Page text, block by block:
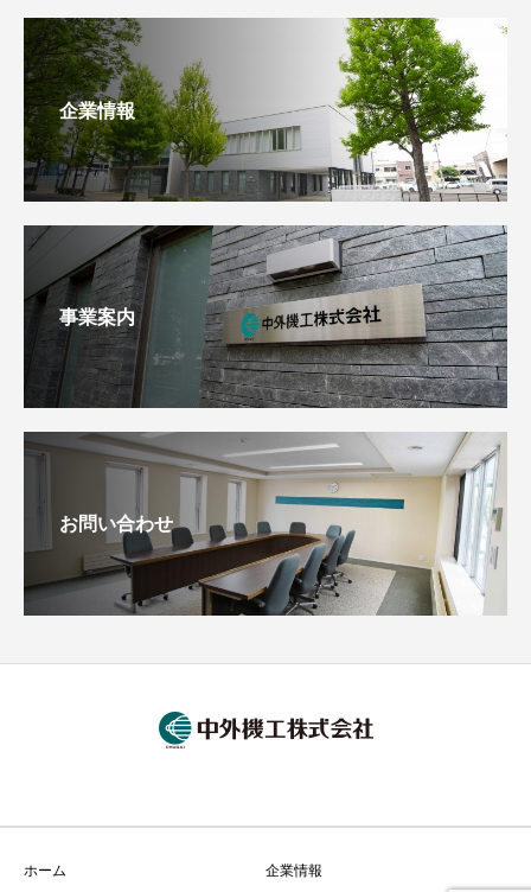
企業情報
事業案内
お問い合わせ
ホーム 企業情報